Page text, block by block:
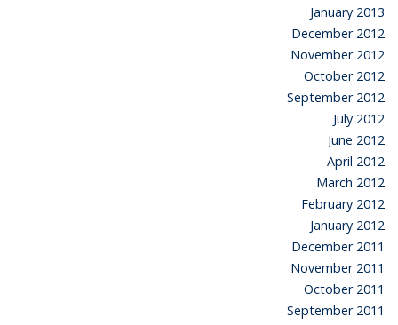
January 2013
December 2012
November 2012
October 2012
September 2012
July 2012
June 2012
April 2012
March 2012
February 2012
January 2012
December 2011
November 2011
October 2011
September 2011